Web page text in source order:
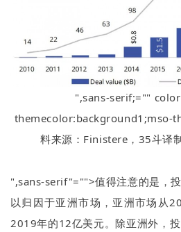
",sans-serif;=""
themecolor:background1;mso-
料来源： Finistere ， 35斗译
",sans-serif"="">值得注意的是，
以归因于亚洲市场，亚洲市场从
2019年的12亿美元。除亚洲外，